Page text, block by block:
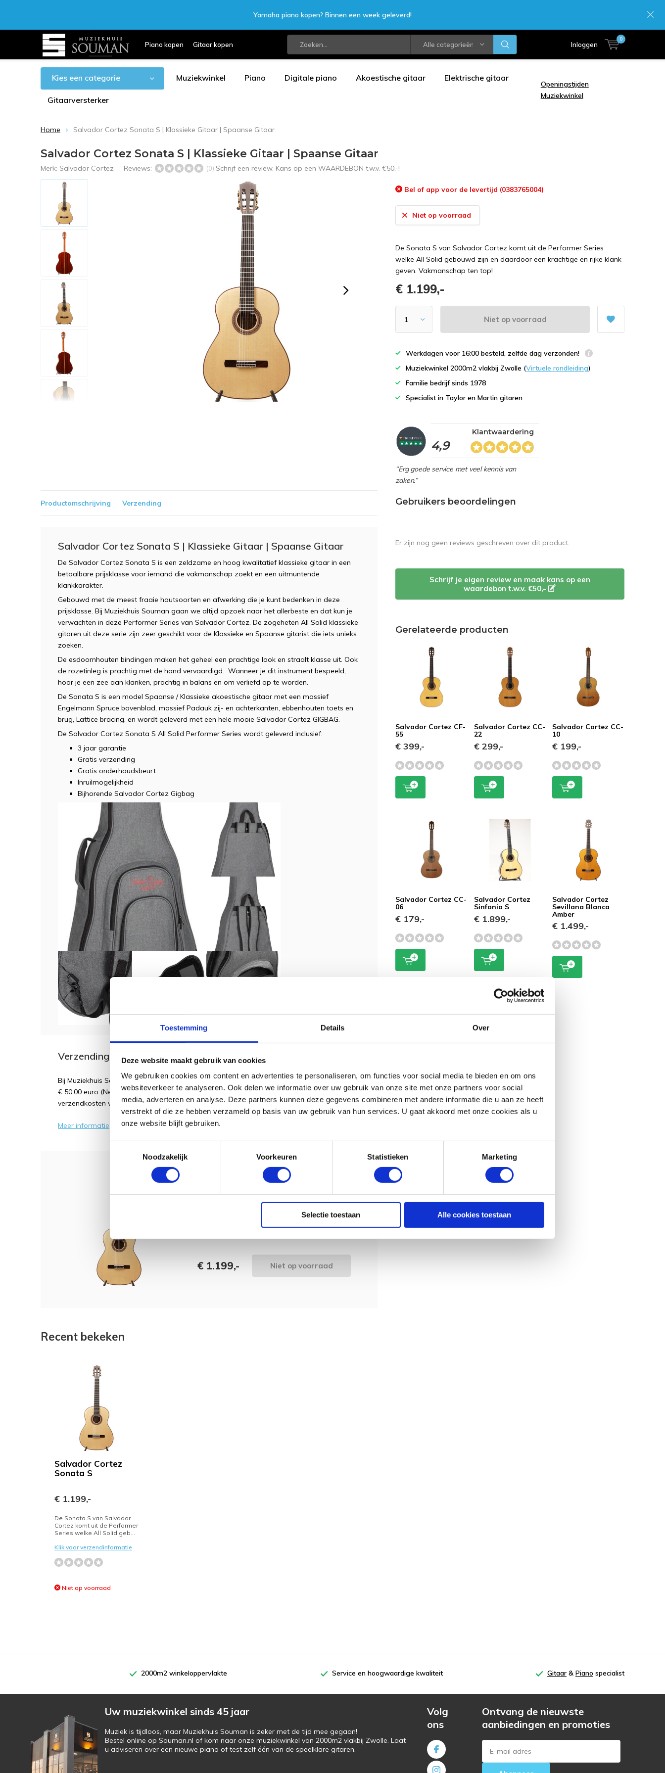
Toestemming Details Over
Deze website maakt gebruik van cookies
We gebruiken cookies om content en advertenties te personaliseren, om functies voor social media te bieden en om ons
websiteverkeer te analyseren. Ook delen we informatie over uw gebruik van onze site met onze partners voor social
media, adverteren en analyse. Deze partners kunnen deze gegevens combineren met andere informatie die u aan ze heeft
verstrekt of die ze hebben verzameld op basis van uw gebruik van hun services. U gaat akkoord met onze cookies als u
onze website blijft gebruiken.
Noodzakelijk
Voorkeuren Statistieken Marketing
Selectie toestaan Alle cookies toestaan
Piano kopen Gitaar kopen Alle categorieën Inloggen
0
Yamaha piano kopen? Binnen een week geleverd!
Kies een categorie Muziekwinkel Piano Digitale piano Akoestische gitaar Elektrische gitaar
Gitaarversterker
Openingstijden
Muziekwinkel
Home Salvador Cortez Sonata S | Klassieke Gitaar | Spaanse Gitaar
Salvador Cortez Sonata S | Klassieke Gitaar | Spaanse Gitaar
Merk: Salvador Cortez Reviews: (0) Schrijf een review. Kans op een WAARDEBON t.w.v. €50,-!
Bel of app voor de levertijd (0383765004)
Niet op voorraad
De Sonata S van Salvador Cortez komt uit de Performer Series
welke All Solid gebouwd zijn en daardoor een krachtige en rijke klank
geven. Vakmanschap ten top!
€ 1.199,-
Niet op voorraad
Werkdagen voor 16:00 besteld, zelfde dag verzonden!
Muziekwinkel 2000m2 vlakbij Zwolle (Virtuele rondleiding)
Familie bedrijf sinds 1978
Specialist in Taylor en Martin gitaren
4,9
Klantwaardering
“Erg goede service met veel kennis van
zaken.”
Productomschrijving Verzending
Salvador Cortez Sonata S | Klassieke Gitaar | Spaanse Gitaar
De Salvador Cortez Sonata S is een zeldzame en hoog kwalitatief klassieke gitaar in een
betaalbare prijsklasse voor iemand die vakmanschap zoekt en een uitmuntende
klankkarakter.
Gebouwd met de meest fraaie houtsoorten en afwerking die je kunt bedenken in deze
prijsklasse. Bij Muziekhuis Souman gaan we altijd opzoek naar het allerbeste en dat kun je
verwachten in deze Performer Series van Salvador Cortez. De zogeheten All Solid klassieke
gitaren uit deze serie zijn zeer geschikt voor de Klassieke en Spaanse gitarist die iets unieks
zoeken.
De esdoornhouten bindingen maken het geheel een prachtige look en straalt klasse uit. Ook
de rozetinleg is prachtig met de hand vervaardigd. Wanneer je dit instrument bespeeld,
hoor je een zee aan klanken, prachtig in balans en om verliefd op te worden.
De Sonata S is een model Spaanse / Klassieke akoestische gitaar met een massief
Engelmann Spruce bovenblad, massief Padauk zij- en achterkanten, ebbenhouten toets en
brug, Lattice bracing, en wordt geleverd met een hele mooie Salvador Cortez GIGBAG.
De Salvador Cortez Sonata S All Solid Performer Series wordt geleverd inclusief:
3 jaar garantie
Gratis verzending
Gratis onderhoudsbeurt
Inruilmogelijkheid
Bijhorende Salvador Cortez Gigbag
Verzending
Bij Muziekhuis Souman betaalt u GEEN verzendkosten wanneer u een aankoop doet boven
€ 50,00 euro (Nederland en België). Bestellingen onder € 50,00 euro betaalt u € 4,50 euro
verzendkosten voor een brievenbuspakket en €7,95 voor een normaal pakket.
Meer informatie
Dit wordt 'm!
Salvador Cortez Sonata S |
Klassieke Gitaar | Spaanse Gitaar
€ 1.199,- Niet op voorraad
Gebruikers beoordelingen
Er zijn nog geen reviews geschreven over dit product.
Schrijf je eigen review en maak kans op een
waardebon t.w.v. €50,-
Gerelateerde producten
Salvador Cortez CF-
55
€ 399,-
Salvador Cortez CC-
22
€ 299,-
Salvador Cortez CC-
10
€ 199,-
Salvador Cortez CC-
06
€ 179,-
Salvador Cortez
Sinfonia S
€ 1.899,-
Salvador Cortez
Sevillana Blanca
Amber
€ 1.499,-
Recent bekeken
Salvador Cortez
Sonata S
€ 1.199,-
De Sonata S van Salvador
Cortez komt uit de Performer
Series welke All Solid geb...
Klik voor verzendinformatie
Niet op voorraad
2000m2 winkeloppervlakte Service en hoogwaardige kwaliteit Gitaar & Piano specialist
Uw muziekwinkel sinds 45 jaar
Muziek is tijdloos, maar Muziekhuis Souman is zeker met de tijd mee gegaan!
Bestel online op Souman.nl of kom naar onze muziekwinkel van 2000m2 vlakbij Zwolle. Laat
u adviseren over een nieuwe piano of test zelf één van de speelklare gitaren.
Volg
ons
Ontvang de nieuwste
aanbiedingen en promoties